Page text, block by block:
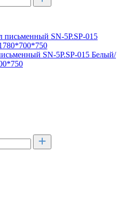
SN-5P.SP-015 Белый/